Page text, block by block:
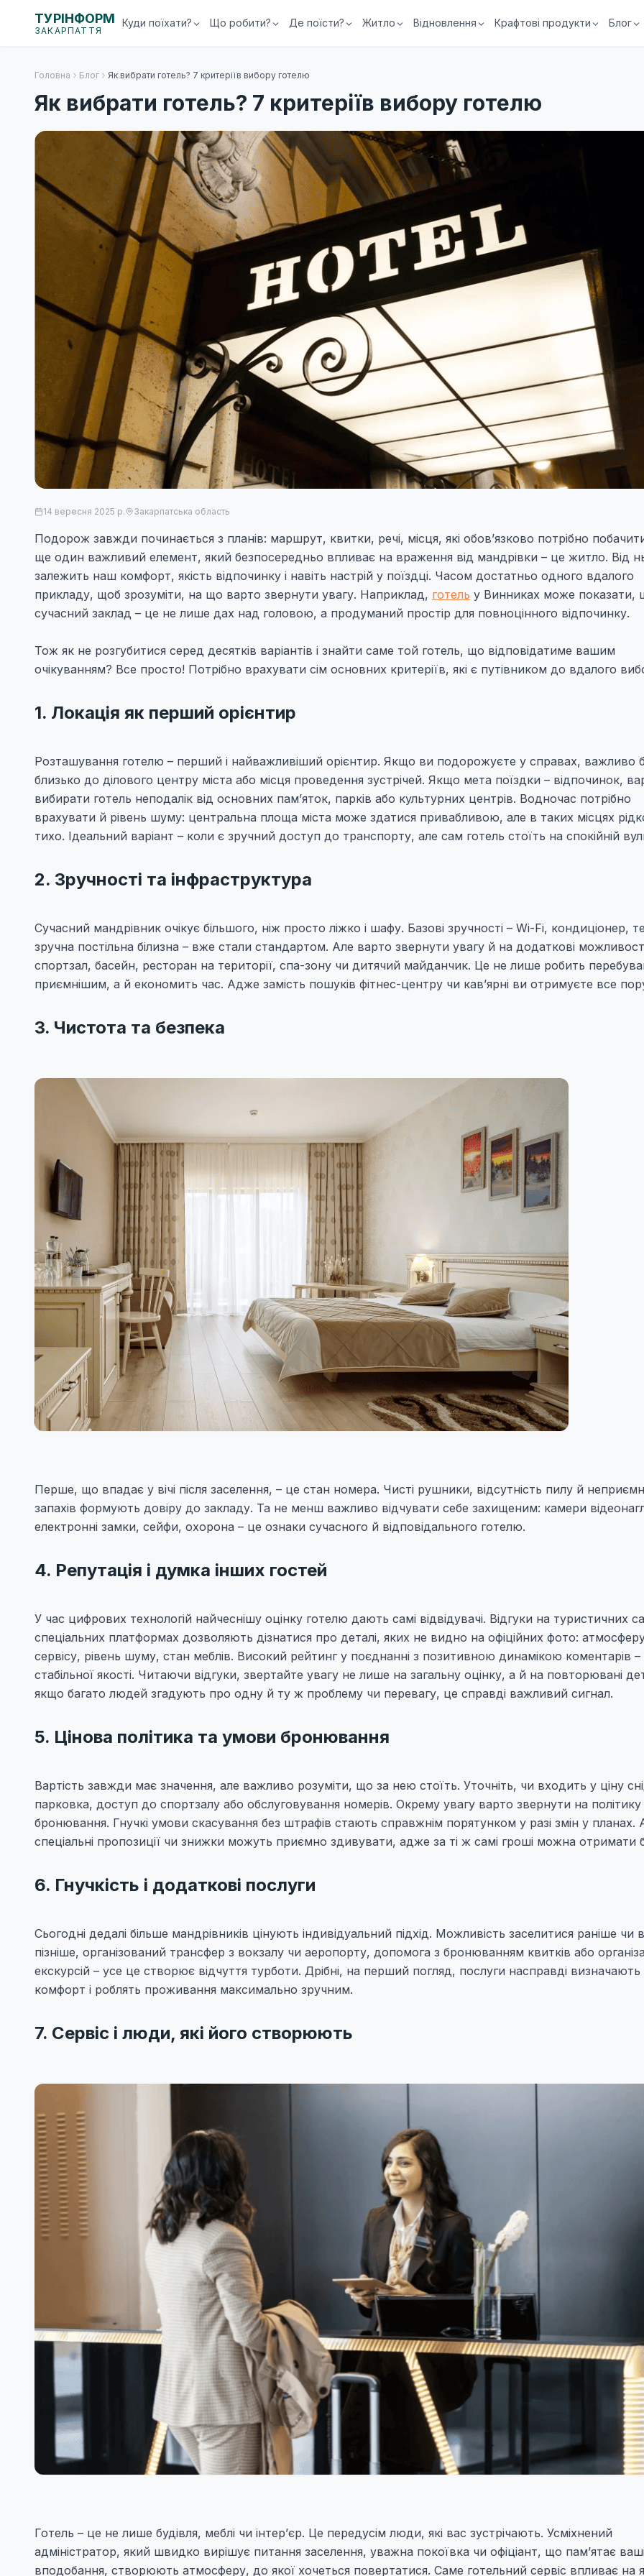
ТУРІНФОРМ
ЗАКАРПАТТЯ
Куди поїхати? Що робити? Де поїсти? Житло Відновлення Крафтові продукти Блог
Головна Блог Як вибрати готель? 7 критеріїв вибору готелю
Як вибрати готель? 7 критеріїв вибору готелю
14 вересня 2025 р. Закарпатська область
Подорож завжди починається з планів: маршрут, квитки, речі, місця, які обов’язково потрібно
ще один важливий елемент, який безпосередньо впливає на враження від мандрівки – це житло. Від
залежить наш комфорт, якість відпочинку і навіть настрій у поїздці. Часом достатньо одного вдалого
прикладу, щоб зрозуміти, на що варто звернути увагу. Наприклад, готель у Винниках може показати,
сучасний заклад – це не лише дах над головою, а продуманий простір для повноцінного відпочинку.
Тож як не розгубитися серед десятків варіантів і знайти саме той готель, що відповідатиме вашим
очікуванням? Все просто! Потрібно врахувати сім основних критеріїв, які є путівником до вдалого
1. Локація як перший орієнтир
Розташування готелю – перший і найважливіший орієнтир. Якщо ви подорожуєте у справах, важливо
близько до ділового центру міста або місця проведення зустрічей. Якщо мета поїздки – відпочинок,
вибирати готель неподалік від основних пам’яток, парків або культурних центрів. Водночас потрібно
врахувати й рівень шуму: центральна площа міста може здатися привабливою, але в таких місцях
тихо. Ідеальний варіант – коли є зручний доступ до транспорту, але сам готель стоїть на спокійній
2. Зручності та інфраструктура
Сучасний мандрівник очікує більшого, ніж просто ліжко і шафу. Базові зручності – Wi-Fi, кондиціонер,
зручна постільна білизна – вже стали стандартом. Але варто звернути увагу й на додаткові
спортзал, басейн, ресторан на території, спа-зону чи дитячий майданчик. Це не лише робить
приємнішим, а й економить час. Адже замість пошуків фітнес-центру чи кав’ярні ви отримуєте все
3. Чистота та безпека
Перше, що впадає у вічі після заселення, – це стан номера. Чисті рушники, відсутність пилу й
запахів формують довіру до закладу. Та не менш важливо відчувати себе захищеним: камери
електронні замки, сейфи, охорона – це ознаки сучасного й відповідального готелю.
4. Репутація і думка інших гостей
У час цифрових технологій найчеснішу оцінку готелю дають самі відвідувачі. Відгуки на туристичних
спеціальних платформах дозволяють дізнатися про деталі, яких не видно на офіційних фото:
сервісу, рівень шуму, стан меблів. Високий рейтинг у поєднанні з позитивною динамікою коментарів –
стабільної якості. Читаючи відгуки, звертайте увагу не лише на загальну оцінку, а й на повторювані
якщо багато людей згадують про одну й ту ж проблему чи перевагу, це справді важливий сигнал.
5. Цінова політика та умови бронювання
Вартість завжди має значення, але важливо розуміти, що за нею стоїть. Уточніть, чи входить у ціну
парковка, доступ до спортзалу або обслуговування номерів. Окрему увагу варто звернути на політику
бронювання. Гнучкі умови скасування без штрафів стають справжнім порятунком у разі змін у планах.
спеціальні пропозиції чи знижки можуть приємно здивувати, адже за ті ж самі гроші можна отримати
6. Гнучкість і додаткові послуги
Сьогодні дедалі більше мандрівників цінують індивідуальний підхід. Можливість заселитися раніше чи
пізніше, організований трансфер з вокзалу чи аеропорту, допомога з бронюванням квитків або
екскурсій – усе це створює відчуття турботи. Дрібні, на перший погляд, послуги насправді визначають
комфорт і роблять проживання максимально зручним.
7. Сервіс і люди, які його створюють
Готель – це не лише будівля, меблі чи інтер’єр. Це передусім люди, які вас зустрічають. Усміхнений
адміністратор, який швидко вирішує питання заселення, уважна покоївка чи офіціант, що пам’ятає
вподобання, створюють атмосферу, до якої хочеться повертатися. Саме готельний сервіс впливає на